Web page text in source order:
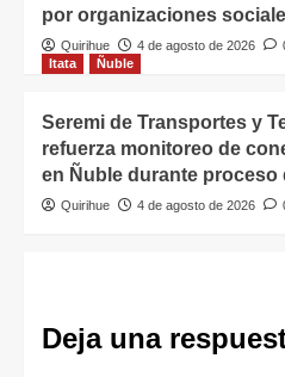
por organizaciones
Quirihue 4 de agosto de 2026
Itata
Ñuble
Seremi de Transportes y
refuerza monitoreo de
en Ñuble durante
Quirihue 4 de agosto de 2026
Deja una